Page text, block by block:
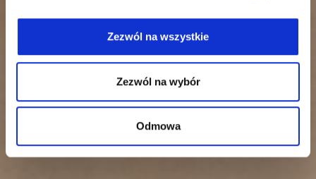
Zezwól na wszystkie
Zezwól na wybór
Odmowa